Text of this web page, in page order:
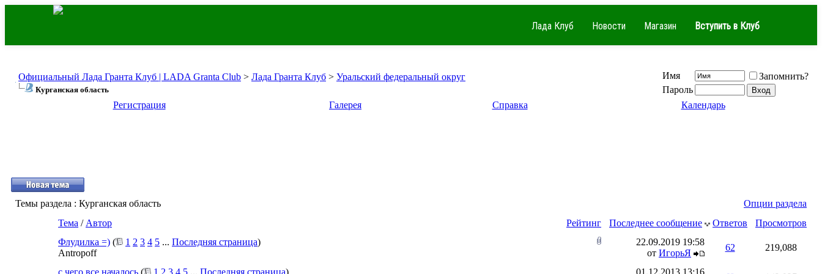
Лада Клуб Новости Магазин Вступить в Клуб
Официальный Лада Гранта Клуб | LADA Granta Club > Лада Гранта Клуб > Уральский федеральный округ
Курганская область
Имя
Запомнить?
Пароль
Регистрация
Галерея Справка Календарь
Темы раздела : Курганская область
Опции раздела
Рейтинг
Тема / Автор Последнее сообщение Ответов
Просмотров
Флудилка =) ( 1 2 3 4 5 ... Последняя страница)
Antropoff
22.09.2019 19:58
от ИгорьЯ
62 219,088
с чего все началось ( 1 2 3 4 5 ... Последняя страница)
01.12.2013 13:16